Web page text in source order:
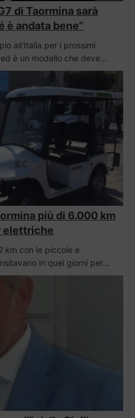
di Taormina sarà
è andata bene”
all'Italia per i prossimi
è un modello che deve…
più di 6.000 km
elettriche
km con le piccole e
in quei giorni per…